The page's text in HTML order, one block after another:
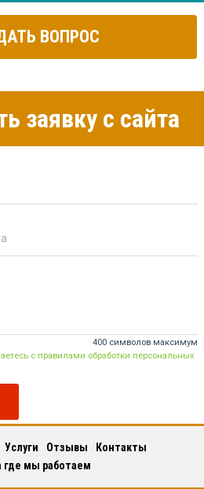
ВОПРОС
заявку с сайта
400 символов максимум
с правилами обработки персональных
Услуги Отзывы
Контакты
где мы работаем